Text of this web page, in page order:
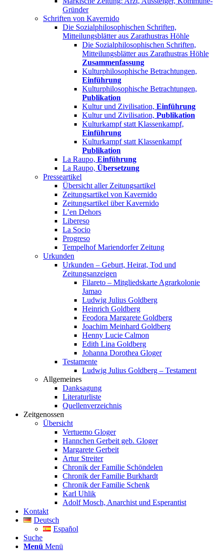
Gründer
Schriften von Kavernido
Die Sozialphilosophischen Schriften,
Mitteilungsblätter aus Zarathustras Höhle
Die Sozialphilosophischen Schriften,
Mitteilungsblätter aus Zarathustras Höhle
Zusammenfassung
Kulturphilosophische Betrachtungen,
Einführung
Kulturphilosophische Betrachtungen,
Publikation
Kultur und Zivilisation, Einführung
Kultur und Zivilisation, Publikation
Kulturkampf statt Klassenkampf,
Einführung
Kulturkampf statt Klassenkampf
Publikation
La Raupo, Einführung
La Raupo, Übersetzung
Presseartikel
Übersicht aller Zeitungsartikel
Zeitungsartikel von Kavernido
Zeitungsartikel über Kavernido
L’en Dehors
Libereso
La Socio
Progreso
Tempelhof Mariendorfer Zeitung
Urkunden
Urkunden – Geburt, Heirat, Tod und
Zeitungsanzeigen
Filareto – Mitgliedskarte Agrarkolonie
Jamao
Ludwig Julius Goldberg
Heinrich Goldberg
Feodora Margarete Goldberg
Joachim Meinhard Goldberg
Henny Lucie Calmon
Edith Lina Goldberg
Johanna Dorothea Gloger
Testamente
Ludwig Julius Goldberg – Testament
Allgemeines
Danksagung
Literaturliste
Quellenverzeichnis
Zeitgenossen
Übersicht
Vertuemo Gloger
Hannchen Gerbeit geb. Gloger
Margarete Gerbeit
Artur Streiter
Chronik der Familie Schöndelen
Chronik der Familie Burkhardt
Chronik der Familie Schenk
Karl Uhlik
Adolf Mosch, Anarchist und Esperantist
Kontakt
Deutsch
Español
Suche
Menü Menü